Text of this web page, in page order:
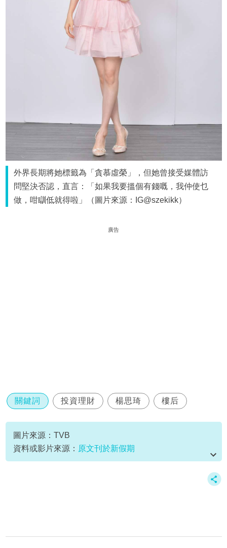
外界長期將她標籤為「貪慕虛榮」，但她曾接受媒體訪
問堅決否認，直言：「如果我要搵個有錢嘅，我仲使乜
做，咁瞓低就得啦」（圖片來源：IG@szekikk）
廣告
關鍵詞 投資理財 楊思琦 樓后
圖片來源：TVB
資料或影片來源： 原文刊於新假期